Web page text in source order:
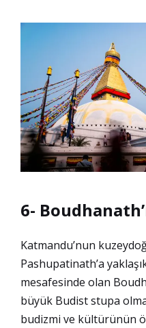
6-
Katmandu’nun
Pashupatinath’a
mesafesinde olan
büyük Budist stupa
budizmi ve kültürünün